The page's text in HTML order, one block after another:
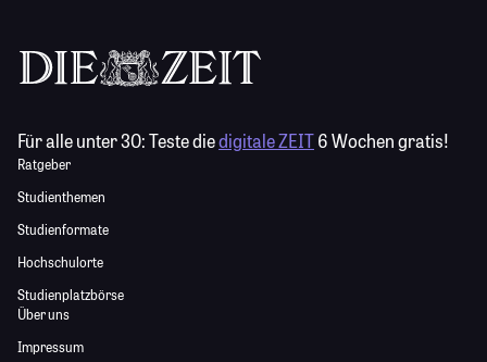
Für alle unter 30:Teste diedigitale ZEIT6 Wochen gratis!
Ratgeber
Studienthemen
Studienformate
Hochschulorte
Studienplatzbörse
Über uns
Impressum